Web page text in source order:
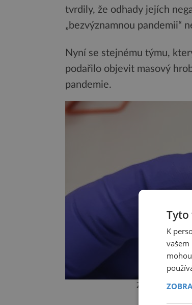
tvrdily, že odhady jejích
„bezvýznamnou pandemii“
Nyní se stejnému týmu,
podařilo objevit masový
pandemie.
Zub nalezený v
Tyto
K